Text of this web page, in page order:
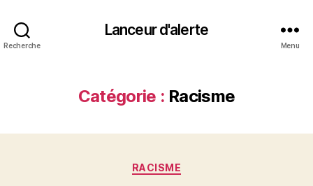
Recherche
Lanceur d'alerte
Menu
Catégorie : Racisme
Catégories
RACISME